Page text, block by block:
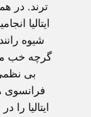
ترند. در
ايتاليا
شيوه
گرچه خب
بی
فرانسوی
ايتاليا